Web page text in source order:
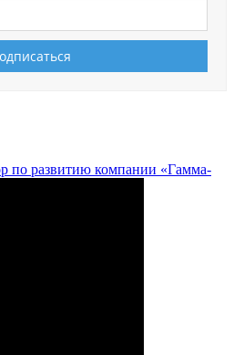
по развитию компании «Гамма-